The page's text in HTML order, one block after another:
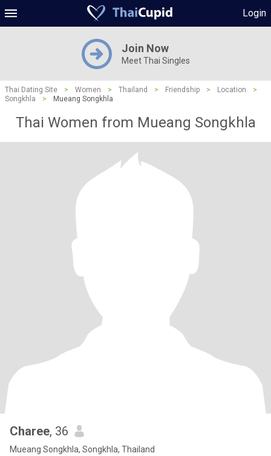
Login
Join Now
Meet Thai Singles
Thai Dating Site > Women > Thailand > Friendship > Location
>
Songkhla
> Mueang Songkhla
Thai Women from Mueang Songkhla
Charee, 36
Mueang Songkhla, Songkhla, Thailand